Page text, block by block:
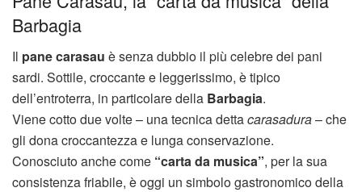
Barbagia
Il pane carasau è senza dubbio il più celebre dei pani
sardi. Sottile, croccante e leggerissimo, è tipico
dell’entroterra, in particolare della Barbagia.
Viene cotto due volte – una tecnica dettacarasadura– che
gli dona croccantezza e lunga conservazione.
Conosciuto anche come “carta da musica”, per la sua
consistenza friabile, è oggi un simbolo gastronomico della